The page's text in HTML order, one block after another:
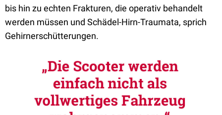
bis hin zu echten Frakturen, die operativ behandelt
werden müssen und Schädel-Hirn-Traumata, sprich
Gehirnerschütterungen.